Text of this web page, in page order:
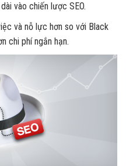
vào chiến lược SEO.
và nỗ lực hơn so với Black
chi phí ngắn hạn.